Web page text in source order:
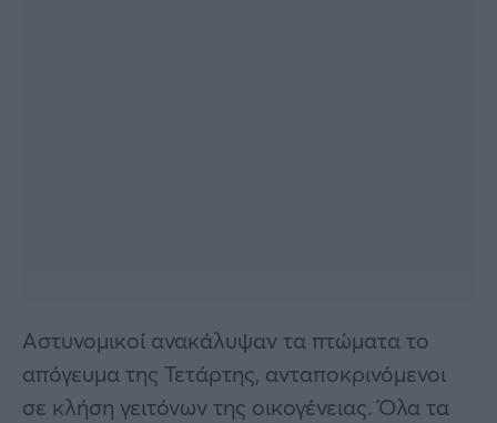
Αστυνομικοί ανακάλυψαν τα πτώματα το
απόγευμα της Τετάρτης, ανταποκρινόμενοι
σε κλήση γειτόνων της οικογένειας. Όλα τα